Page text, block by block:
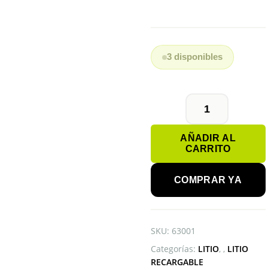
3 disponibles
BATERÍA
18650
3.7V
2200mAh
cantidad
AÑADIR AL
CARRITO
COMPRAR YA
SKU: 63001
Categorías: LITIO , LITIO
RECARGABLE